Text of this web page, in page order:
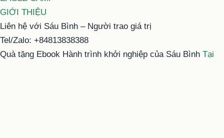
GIỚI THIỆU
Liên hệ với Sáu Bình – Người trao giá trị
Tel/Zalo: +84813838388
Quà tặng Ebook Hành trình khởi nghiệp của Sáu Bình Tại